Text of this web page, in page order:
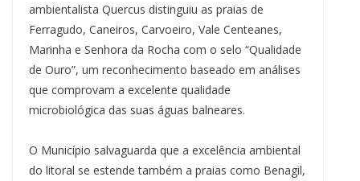
ambientalista Quercus distinguiu as praias de
Ferragudo, Caneiros, Carvoeiro, Vale Centeanes,
Marinha e Senhora da Rocha com o selo “Qualidade
de Ouro”, um reconhecimento baseado em análises
que comprovam a excelente qualidade
microbiológica das suas águas balneares.
O Município salvaguarda que a excelência ambiental
do litoral se estende também a praias como Benagil,